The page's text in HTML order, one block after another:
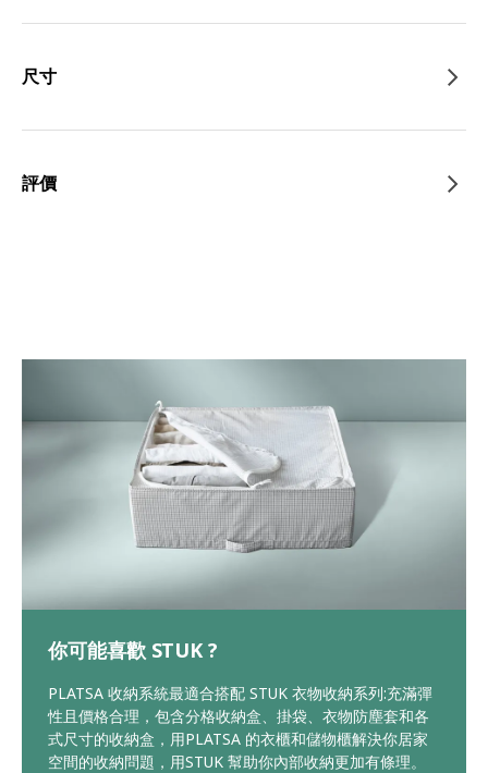
尺寸
評價
你可能喜歡 STUK ?
PLATSA 收納系統最適合搭配 STUK 衣物收納系列:充滿彈
性且價格合理，包含分格收納盒、掛袋、衣物防塵套和各
式尺寸的收納盒，用PLATSA 的衣櫃和儲物櫃解決你居家
空間的收納問題，用STUK 幫助你內部收納更加有條理。